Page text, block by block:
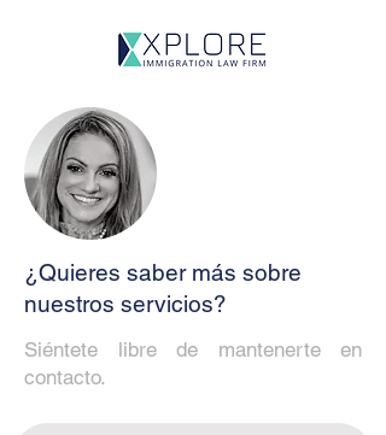
¿Quieres saber más sobre
nuestros servicios?
Siéntete libre de mantenerte en
contacto.